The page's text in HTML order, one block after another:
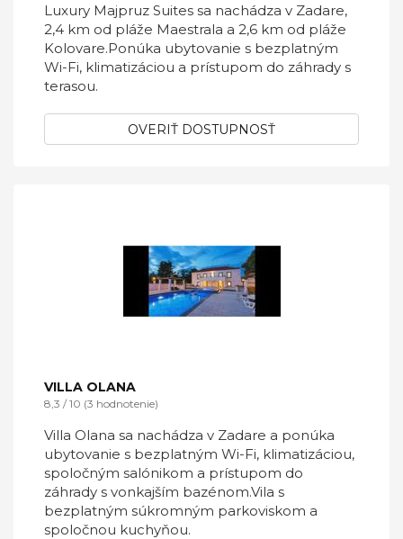
Luxury Majpruz Suites sa nachádza v Zadare,
2,4 km od pláže Maestrala a 2,6 km od pláže
Kolovare.Ponúka ubytovanie s bezplatným
Wi-Fi, klimatizáciou a prístupom do záhrady s
terasou.
OVERIŤ DOSTUPNOSŤ
VILLA OLANA
8,3 / 10 (3 hodnotenie)
Villa Olana sa nachádza v Zadare a ponúka
ubytovanie s bezplatným Wi-Fi, klimatizáciou,
spoločným salónikom a prístupom do
záhrady s vonkajším bazénom.Vila s
bezplatným súkromným parkoviskom a
spoločnou kuchyňou.